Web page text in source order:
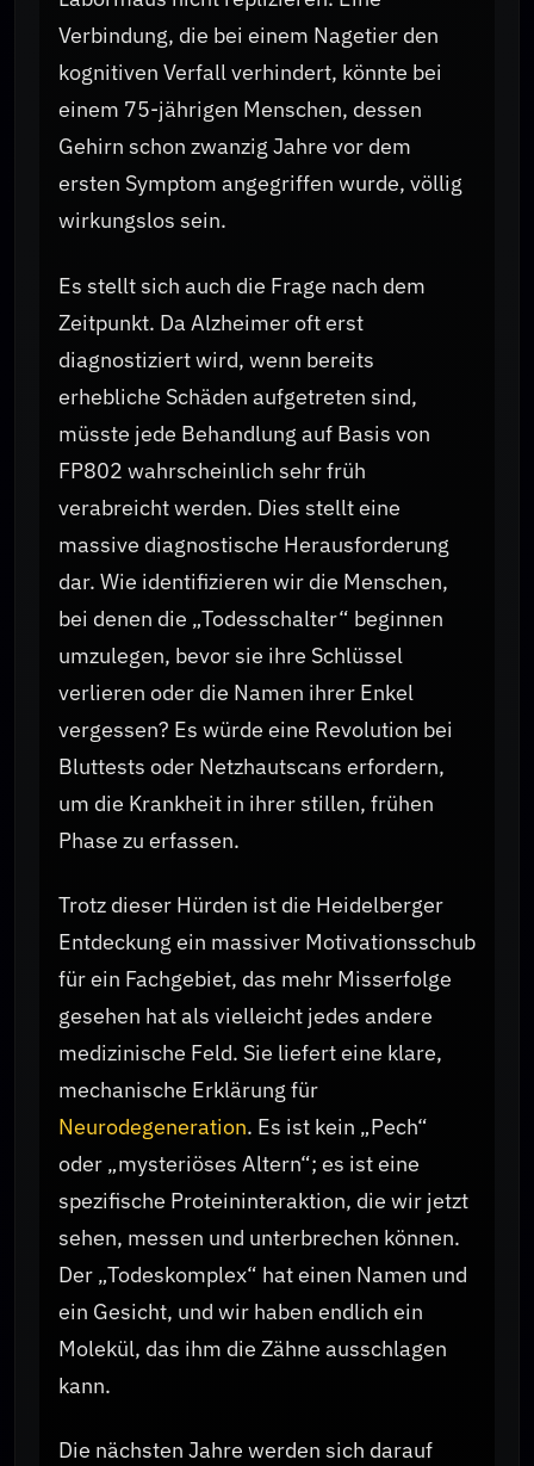
Verbindung, die bei einem Nagetier den
kognitiven Verfall verhindert, könnte bei
einem 75-jährigen Menschen, dessen
Gehirn schon zwanzig Jahre vor dem
ersten Symptom angegriffen wurde, völlig
wirkungslos sein.
Es stellt sich auch die Frage nach dem
Zeitpunkt. Da Alzheimer oft erst
diagnostiziert wird, wenn bereits
erhebliche Schäden aufgetreten sind,
müsste jede Behandlung auf Basis von
FP802 wahrscheinlich sehr früh
verabreicht werden. Dies stellt eine
massive diagnostische Herausforderung
dar. Wie identifizieren wir die Menschen,
bei denen die „Todesschalter“ beginnen
umzulegen, bevor sie ihre Schlüssel
verlieren oder die Namen ihrer Enkel
vergessen? Es würde eine Revolution bei
Bluttests oder Netzhautscans erfordern,
um die Krankheit in ihrer stillen, frühen
Phase zu erfassen.
Trotz dieser Hürden ist die Heidelberger
Entdeckung ein massiver Motivationsschub
für ein Fachgebiet, das mehr Misserfolge
gesehen hat als vielleicht jedes andere
medizinische Feld. Sie liefert eine klare,
mechanische Erklärung für
Neurodegeneration. Es ist kein „Pech“
oder „mysteriöses Altern“; es ist eine
spezifische Proteininteraktion, die wir jetzt
sehen, messen und unterbrechen können.
Der „Todeskomplex“ hat einen Namen und
ein Gesicht, und wir haben endlich ein
Molekül, das ihm die Zähne ausschlagen
kann.
Die nächsten Jahre werden sich darauf